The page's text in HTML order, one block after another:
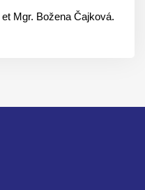
Mgr. Božena Čajková.